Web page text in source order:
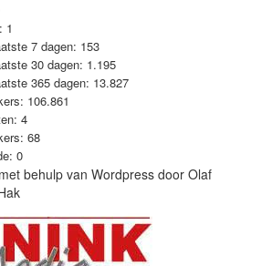
1
7 dagen: 153
30 dagen: 1.195
365 dagen: 13.827
106.861
4
68
0
behulp van Wordpress door Olaf